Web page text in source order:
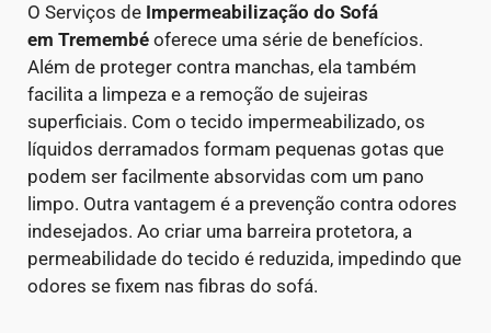
O Serviços de Impermeabilização do Sofá
em Tremembé oferece uma série de benefícios.
Além de proteger contra manchas, ela também
facilita a limpeza e a remoção de sujeiras
superficiais. Com o tecido impermeabilizado, os
líquidos derramados formam pequenas gotas que
podem ser facilmente absorvidas com um pano
limpo. Outra vantagem é a prevenção contra odores
indesejados. Ao criar uma barreira protetora, a
permeabilidade do tecido é reduzida, impedindo que
odores se fixem nas fibras do sofá.